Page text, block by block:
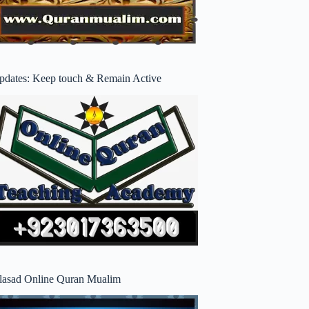
Keep touch & Remain Active
Online Quran Mualim